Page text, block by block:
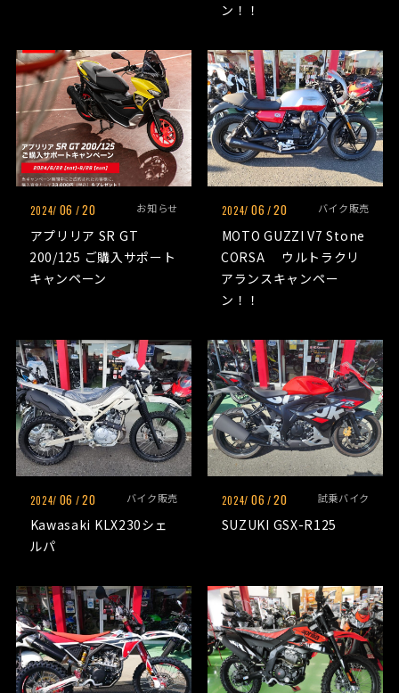
ン！！
2024/ 06 / 20 お知らせ
アプリリア SR GT
200/125 ご購入サポート
キャンペーン
2024/ 06/ 20 バイク販売
MOTO GUZZI V7 Stone
CORSA ウルトラクリ
アランスキャンペー
ン！！
2024/ 06 / 20 バイク販売
Kawasaki KLX230シェ
ルパ
2024/ 06/ 20 試乗バイク
SUZUKI GSX-R125